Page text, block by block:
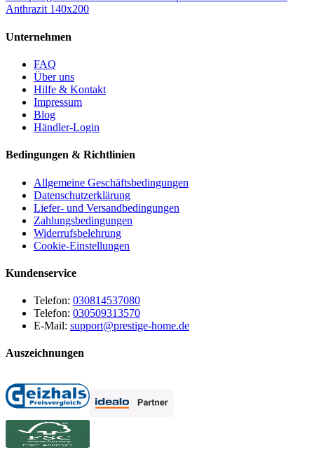
Anthrazit 140x200
Unternehmen
FAQ
Über uns
Hilfe & Kontakt
Impressum
Blog
Händler-Login
Bedingungen & Richtlinien
Allgemeine Geschäftsbedingungen
Datenschutzerklärung
Liefer- und Versandbedingungen
Zahlungsbedingungen
Widerrufsbelehrung
Cookie-Einstellungen
Kundenservice
Telefon: 030814537080
Telefon: 030509313570
E-Mail: support@prestige-home.de
Auszeichnungen